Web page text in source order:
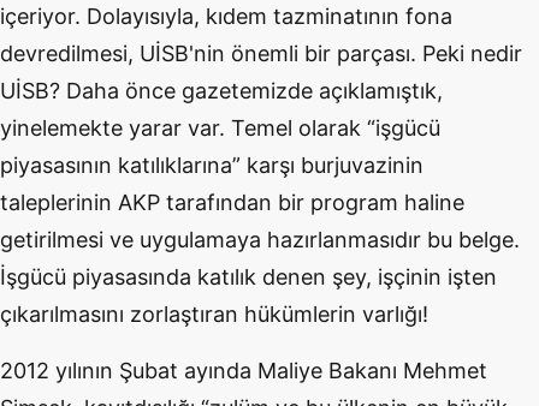
içeriyor. Dolayısıyla, kıdem tazminatının fona
devredilmesi, UİSB'nin önemli bir parçası. Peki nedir
UİSB? Daha önce gazetemizde açıklamıştık,
yinelemekte yarar var. Temel olarak “işgücü
piyasasının katılıklarına” karşı burjuvazinin
taleplerinin AKP tarafından bir program haline
getirilmesi ve uygulamaya hazırlanmasıdır bu belge.
İşgücü piyasasında katılık denen şey, işçinin işten
çıkarılmasını zorlaştıran hükümlerin varlığı!
2012 yılının Şubat ayında Maliye Bakanı Mehmet